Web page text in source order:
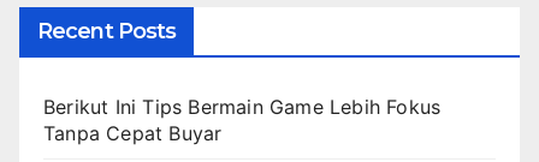
Recent Posts
Berikut Ini Tips Bermain Game Lebih Fokus
Tanpa Cepat Buyar